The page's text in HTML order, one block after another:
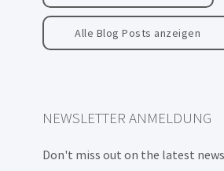
Alle Blog Posts anzeigen
NEWSLETTER ANMELDUNG
Don't miss out on the latest